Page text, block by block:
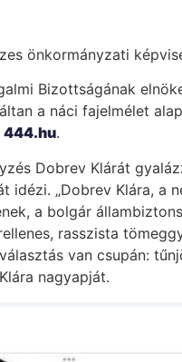
önkormányzati
Bizottságának
a náci fajelmélet
444.hu.
Dobrev Klárát
„Dobrev Klára, a
a bolgár
rasszista
van csupán:
nagyapját.